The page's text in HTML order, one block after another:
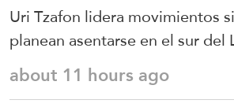
Uri Tzafon lidera movimientos
planean asentarse en el sur del
about 11 hours ago